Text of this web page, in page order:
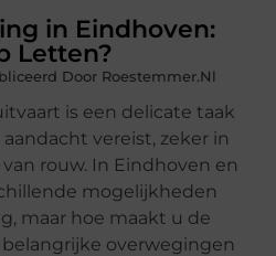
in Eindhoven:
Letten?
Door Roestemmer.nl
is een delicate taak
vereist, zeker in
rouw. In Eindhoven en
mogelijkheden
maar hoe maakt u de
overwegingen